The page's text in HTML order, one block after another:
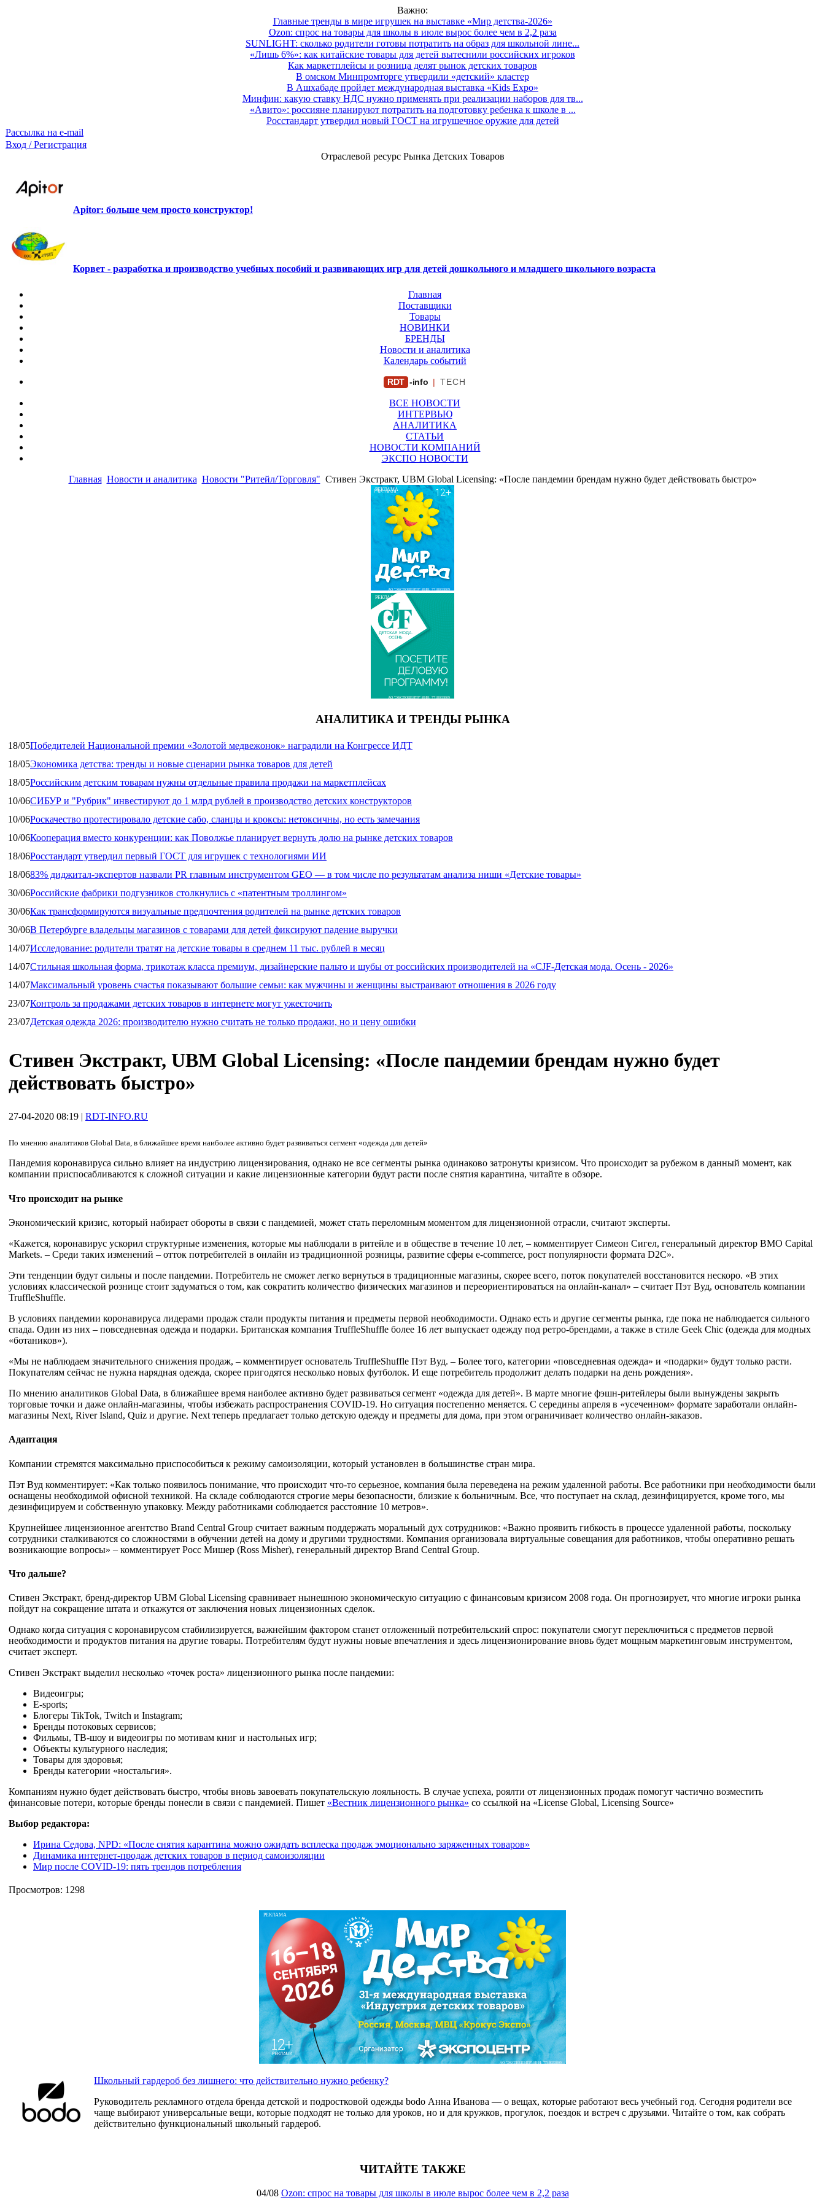
Важно:
Главные тренды в мире игрушек на выставке «Мир детства-2026»
Ozon: спрос на товары для школы в июле вырос более чем в 2,2 раза
SUNLIGHT: сколько родители готовы потратить на образ для школьной лине...
«Лишь 6%»: как китайские товары для детей вытеснили российских игроков
Как маркетплейсы и розница делят рынок детских товаров
В омском Минпромторге утвердили «детский» кластер
В Ашхабаде пройдет международная выставка «Kids Expo»
Минфин: какую ставку НДС нужно применять при реализации наборов для тв...
«Авито»: россияне планируют потратить на подготовку ребенка к школе в ...
Росстандарт утвердил новый ГОСТ на игрушечное оружие для детей
Рассылка на e-mail
Вход / Регистрация
Отраслевой ресурс Рынка Детских Товаров
Apitor: больше чем просто конструктор!
Корвет - разработка и производство учебных пособий и развивающих игр для детей дошкольного и младшего школьного возраста
Главная
Поставщики
Товары
НОВИНКИ
БРЕНДЫ
Новости и аналитика
Календарь событий
RDT -info | TECH
ВСЕ НОВОСТИ
ИНТЕРВЬЮ
АНАЛИТИКА
СТАТЬИ
НОВОСТИ КОМПАНИЙ
ЭКСПО НОВОСТИ
Главная Новости и аналитика Новости "Ритейл/Торговля" Стивен Экстракт, UBM Global Licensing: «После пандемии брендам нужно будет действовать быстро»
РЕКЛАМА
АО "ЭКСПОЦЕНТР" ИНН: 7718033809
РЕКЛАМА
АО "ЭКСПОЦЕНТР" ИНН: 7718033809
АНАЛИТИКА И ТРЕНДЫ РЫНКА
18/05Победителей Национальной премии «Золотой медвежонок» наградили на Конгрессе ИДТ
18/05Экономика детства: тренды и новые сценарии рынка товаров для детей
18/05Российским детским товарам нужны отдельные правила продажи на маркетплейсах
10/06СИБУР и "Рубрик" инвестируют до 1 млрд рублей в производство детских конструкторов
10/06Роскачество протестировало детские сабо, сланцы и кроксы: нетоксичны, но есть замечания
10/06Кооперация вместо конкуренции: как Поволжье планирует вернуть долю на рынке детских товаров
18/06Росстандарт утвердил первый ГОСТ для игрушек с технологиями ИИ
18/0683% диджитал‑экспертов назвали PR главным инструментом GEO — в том числе по результатам анализа ниши «Детские товары»
30/06Российские фабрики подгузников столкнулись с «патентным троллингом»
30/06Как трансформируются визуальные предпочтения родителей на рынке детских товаров
30/06В Петербурге владельцы магазинов с товарами для детей фиксируют падение выручки
14/07Исследование: родители тратят на детские товары в среднем 11 тыс. рублей в месяц
14/07Стильная школьная форма, трикотаж класса премиум, дизайнерские пальто и шубы от российских производителей на «CJF-Детская мода. Осень - 2026»
14/07Максимальный уровень счастья показывают большие семьи: как мужчины и женщины выстраивают отношения в 2026 году
23/07Контроль за продажами детских товаров в интернете могут ужесточить
23/07Детская одежда 2026: производителю нужно считать не только продажи, но и цену ошибки
Стивен Экстракт, UBM Global Licensing: «После пандемии брендам нужно будет
действовать быстро»
27-04-2020 08:19 | RDT-INFO.RU
По мнению аналитиков Global Data, в ближайшее время наиболее активно будет развиваться сегмент «одежда для детей»
Пандемия коронавируса сильно влияет на индустрию лицензирования, однако не все сегменты рынка одинаково затронуты кризисом. Что происходит за рубежом в данный момент, как
компании приспосабливаются к сложной ситуации и какие лицензионные категории будут расти после снятия карантина, читайте в обзоре.
Что происходит на рынке
Экономический кризис, который набирает обороты в связи с пандемией, может стать переломным моментом для лицензионной отрасли, считают эксперты.
«Кажется, коронавирус ускорил структурные изменения, которые мы наблюдали в ритейле и в обществе в течение 10 лет, – комментирует Симеон Сигел, генеральный директор BMO Capital
Markets. – Среди таких изменений – отток потребителей в онлайн из традиционной розницы, развитие сферы e-commerce, рост популярности формата D2C».
Эти тенденции будут сильны и после пандемии. Потребитель не сможет легко вернуться в традиционные магазины, скорее всего, поток покупателей восстановится нескоро. «В этих
условиях классической рознице стоит задуматься о том, как сократить количество физических магазинов и переориентироваться на онлайн-канал» – считает Пэт Вуд, основатель компании
TruffleShuffle.
В условиях пандемии коронавируса лидерами продаж стали продукты питания и предметы первой необходимости. Однако есть и другие сегменты рынка, где пока не наблюдается сильного
спада. Один из них – повседневная одежда и подарки. Британская компания TruffleShuffle более 16 лет выпускает одежду под ретро-брендами, а также в стиле Geek Chic (одежда для модных
«ботаников»).
«Мы не наблюдаем значительного снижения продаж, – комментирует основатель TruffleShuffle Пэт Вуд. – Более того, категории «повседневная одежда» и «подарки» будут только расти.
Покупателям сейчас не нужна нарядная одежда, скорее пригодятся несколько новых футболок. И еще потребитель продолжит делать подарки на день рождения».
По мнению аналитиков Global Data, в ближайшее время наиболее активно будет развиваться сегмент «одежда для детей». В марте многие фэшн-ритейлеры были вынуждены закрыть
торговые точки и даже онлайн-магазины, чтобы избежать распространения COVID-19. Но ситуация постепенно меняется. С середины апреля в «усеченном» формате заработали онлайн-
магазины Next, River Island, Quiz и другие. Next теперь предлагает только детскую одежду и предметы для дома, при этом ограничивает количество онлайн-заказов.
Адаптация
Компании стремятся максимально приспособиться к режиму самоизоляции, который установлен в большинстве стран мира.
Пэт Вуд комментирует: «Как только появилось понимание, что происходит что-то серьезное, компания была переведена на режим удаленной работы. Все работники при необходимости были
оснащены необходимой офисной техникой. На складе соблюдаются строгие меры безопасности, близкие к больничным. Все, что поступает на склад, дезинфицируется, кроме того, мы
дезинфицируем и собственную упаковку. Между работниками соблюдается расстояние 10 метров».
Крупнейшее лицензионное агентство Brand Central Group считает важным поддержать моральный дух сотрудников: «Важно проявить гибкость в процессе удаленной работы, поскольку
сотрудники сталкиваются со сложностями в обучении детей на дому и другими трудностями. Компания организовала виртуальные совещания для работников, чтобы оперативно решать
возникающие вопросы» – комментирует Росс Мишер (Ross Misher), генеральный директор Brand Central Group.
Что дальше?
Стивен Экстракт, бренд-директор UBM Global Licensing сравнивает нынешнюю экономическую ситуацию с финансовым кризисом 2008 года. Он прогнозирует, что многие игроки рынка
пойдут на сокращение штата и откажутся от заключения новых лицензионных сделок.
Однако когда ситуация с коронавирусом стабилизируется, важнейшим фактором станет отложенный потребительский спрос: покупатели смогут переключиться с предметов первой
необходимости и продуктов питания на другие товары. Потребителям будут нужны новые впечатления и здесь лицензионирование вновь будет мощным маркетинговым инструментом,
считает эксперт.
Стивен Экстракт выделил несколько «точек роста» лицензионного рынка после пандемии:
Видеоигры;
E-sports;
Блогеры TikTok, Twitch и Instagram;
Бренды потоковых сервисов;
Фильмы, ТВ-шоу и видеоигры по мотивам книг и настольных игр;
Объекты культурного наследия;
Товары для здоровья;
Бренды категории «ностальгия».
Компаниям нужно будет действовать быстро, чтобы вновь завоевать покупательскую лояльность. В случае успеха, роялти от лицензионных продаж помогут частично возместить
финансовые потери, которые бренды понесли в связи с пандемией. Пишет «Вестник лицензионного рынка» со ссылкой на «License Global, Licensing Source»
Выбор редактора:
Ирина Седова, NPD: «После снятия карантина можно ожидать всплеска продаж эмоционально заряженных товаров»
Динамика интернет-продаж детских товаров в период самоизоляции
Мир после COVID-19: пять трендов потребления
Просмотров: 1298
РЕКЛАМА
АО "ЭКСПОЦЕНТР" ИНН: 7718033809
Школьный гардероб без лишнего: что действительно нужно ребенку?
Руководитель рекламного отдела бренда детской и подростковой одежды bodo Анна Иванова — о вещах, которые работают весь учебный год. Сегодня родители все
чаще выбирают универсальные вещи, которые подходят не только для уроков, но и для кружков, прогулок, поездок и встреч с друзьями. Читайте о том, как собрать
действительно функциональный школьный гардероб.
ЧИТАЙТЕ ТАКЖЕ
04/08 Ozon: спрос на товары для школы в июле вырос более чем в 2,2 раза